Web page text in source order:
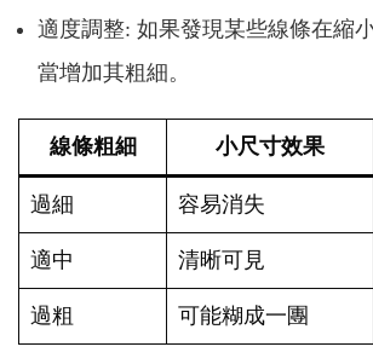
適度調整: 如果發現某些線條在縮
當增加其粗細。
線條粗細 小尺寸效果
過細 容易消失
適中 清晰可見
過粗 可能糊成一團